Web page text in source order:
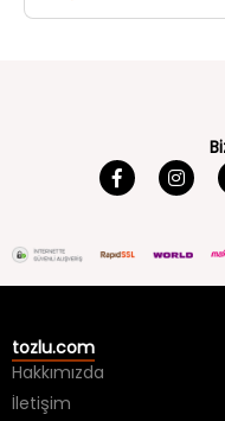
tozlu.com
Hakkımızda
İletişim